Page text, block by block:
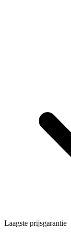
Laagste prijsgarantie